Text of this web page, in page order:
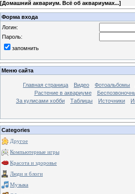
[Домашний аквариум. Всё об аквариумах...]
Форма входа
Логин:
Пароль:
запомнить
Меню сайта
Главная страница Видео Фотоальбомы
Растение в аквариуме
За кулисами хобби
Таблицы Источники
Categories
Другое
Компьютерные игры
Красота и здоровье
Люди и блоги
Музыка